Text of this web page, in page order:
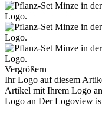
Vergrößern
Ihr Logo auf diesem
Artikel mit Ihrem Logo an
Logo an Der Logoview